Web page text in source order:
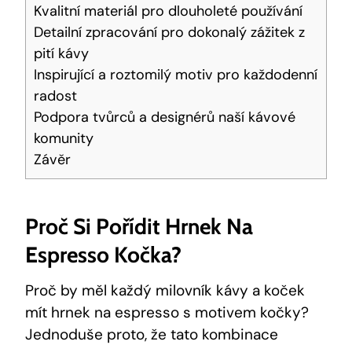
Kvalitní materiál pro dlouholeté používání
Detailní zpracování pro dokonalý zážitek z
pití kávy
Inspirující a roztomilý motiv pro každodenní
radost
Podpora tvůrců a designérů naší kávové
komunity
Závěr
Proč Si Pořídit Hrnek Na
Espresso Kočka?
Proč by měl každý milovník kávy a koček
mít hrnek na espresso s motivem kočky?
Jednoduše proto, že tato kombinace